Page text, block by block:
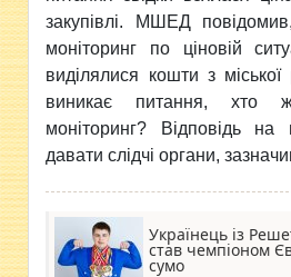
закупівлі. МШЕД
моніторинг по ціновій
виділялися кошти з
виникає питання, хто
моніторинг? Відповідь на
давати слідчі органи,
Українець із
став чемпіоном
сумо